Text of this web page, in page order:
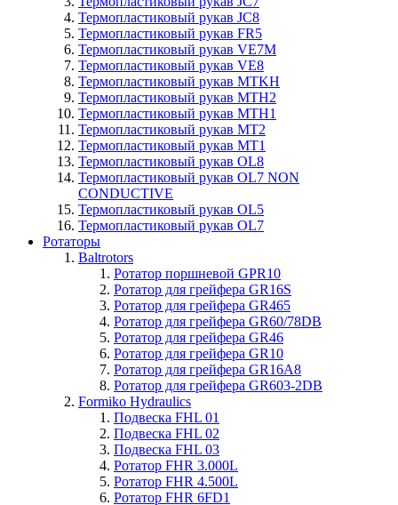
Термопластиковый рукав JC8
Термопластиковый рукав FR5
Термопластиковый рукав VE7M
Термопластиковый рукав VE8
Термопластиковый рукав MTKH
Термопластиковый рукав MTH2
Термопластиковый рукав MTH1
Термопластиковый рукав MT2
Термопластиковый рукав MT1
Термопластиковый рукав OL8
Термопластиковый рукав OL7 NON
CONDUCTIVE
Термопластиковый рукав OL5
Термопластиковый рукав OL7
Ротаторы
Baltrotors
Ротатор поршневой GPR10
Ротатор для грейфера GR16S
Ротатор для грейфера GR465
Ротатор для грейфера GR60/78DB
Ротатор для грейфера GR46
Ротатор для грейфера GR10
Ротатор для грейфера GR16A8
Ротатор для грейфера GR603-2DB
Formiko Hydraulics
Подвеска FHL 01
Подвеска FHL 02
Подвеска FHL 03
Ротатор FHR 3.000L
Ротатор FHR 4.500L
Ротатор FHR 6FD1